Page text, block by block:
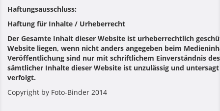
Haftungsausschluss:
Haftung für Inhalte / Urheberrecht
Der Gesamte Inhalt dieser Website ist urheberrechtlich
Website liegen, wenn nicht anders angegeben beim
Veröffentlichung sind nur mit schriftlichem Einverständnis
sämtlicher Inhalte dieser Website ist unzulässig und
verfolgt.
Copyright by Foto-Binder 2014